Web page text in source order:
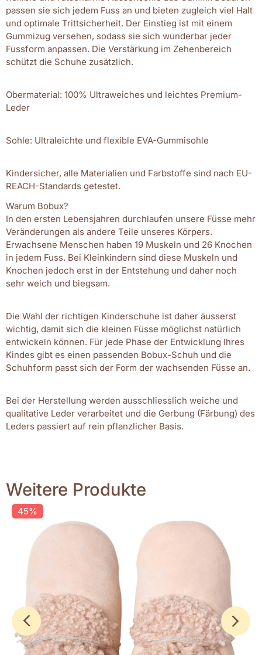
passen sie sich jedem Fuss an und bieten zugleich viel Halt
und optimale Trittsicherheit. Der Einstieg ist mit einem
Gummizug versehen, sodass sie sich wunderbar jeder
Fussform anpassen. Die Verstärkung im Zehenbereich
schützt die Schuhe zusätzlich.
Obermaterial: 100% Ultraweiches und leichtes Premium-
Leder
Sohle: Ultraleichte und flexible EVA-Gummisohle
Kindersicher, alle Materialien und Farbstoffe sind nach EU-
REACH-Standards getestet.
Warum Bobux?
In den ersten Lebensjahren durchlaufen unsere Füsse mehr
Veränderungen als andere Teile unseres Körpers.
Erwachsene Menschen haben 19 Muskeln und 26 Knochen
in jedem Fuss. Bei Kleinkindern sind diese Muskeln und
Knochen jedoch erst in der Entstehung und daher noch
sehr weich und biegsam.
Die Wahl der richtigen Kinderschuhe ist daher äusserst
wichtig, damit sich die kleinen Füsse möglichst natürlich
entwickeln können. Für jede Phase der Entwicklung Ihres
Kindes gibt es einen passenden Bobux-Schuh und die
Schuhform passt sich der Form der wachsenden Füsse an.
Bei der Herstellung werden ausschliesslich weiche und
qualitative Leder verarbeitet und die Gerbung (Färbung) des
Leders passiert auf rein pflanzlicher Basis.
Weitere Produkte
45%